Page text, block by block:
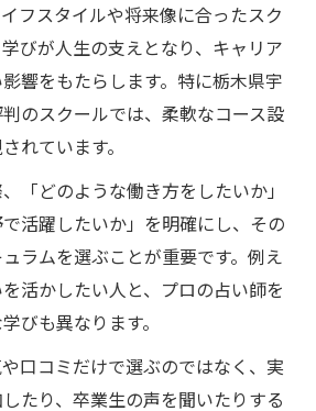
フスタイルや将来像に合ったスク
びが人生の支えとなり、キャリア
響をもたらします。特に栃木県宇
のスクールでは、柔軟なコース設
れています。
「どのような働き方をしたいか」
で活躍したいか」を明確にし、その
ラムを選ぶことが重要です。例え
活かしたい人と、プロの占い師を
びも異なります。
口コミだけで選ぶのではなく、実
たり、卒業生の声を聞いたりする